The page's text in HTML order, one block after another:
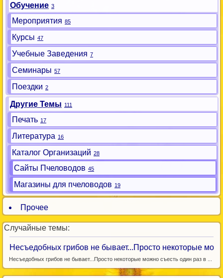
Обучение 3
Мероприятия 85
Курсы 47
Учебные Заведения 7
Семинары 57
Поездки 2
Другие Темы 111
Печать 17
Литература 16
Каталог Организаций 28
Сайты Пчеловодов 45
Магазины для пчеловодов 19
Прочее
Случайные темы:
Несъедобных грибов не бывает...Просто некоторые мо
Несъедобных грибов не бывает...Просто некоторые можно съесть один раз в ...